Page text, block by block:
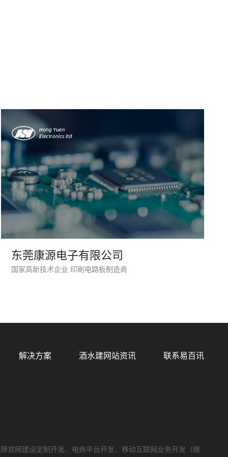
东莞康源电子有限公司
国家高新技术企业 印刷电路板制造商
解决方案 酒水建网站资讯 联系易百讯
官网建设定制开发、电商平台开发、移动互联网业务开发（微